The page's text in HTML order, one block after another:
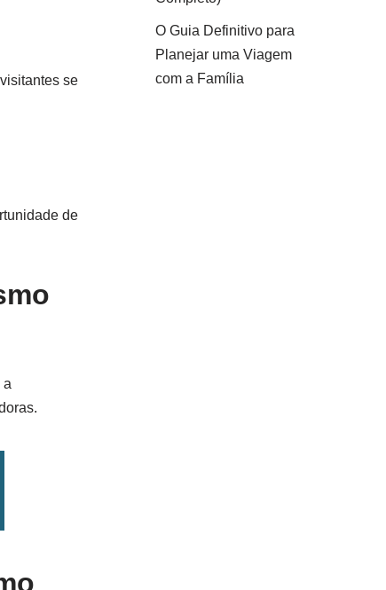
se
de
a
O Guia Definitivo para
Planejar uma Viagem
com a Família